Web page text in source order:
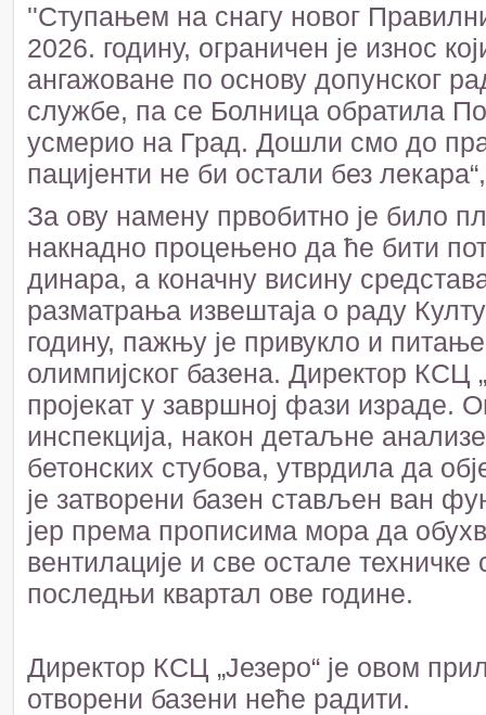
''Ступањем на снагу новог
2026. годину, ограничен је износ
ангажоване по основу допунског
службе, па се Болница обратила
усмерио на Град. Дошли смо до
пацијенти не би остали без
За ову намену првобитно је било
накнадно процењено да ће бити
динара, а коначну висину
разматрања извештаја о раду
годину, пажњу је привукло и
олимпијског базена. Директор КСЦ
пројекат у завршној фази израде.
инспекција, након детаљне
бетонских стубова, утврдила да
је затворени базен стављен ван
јер према прописима мора да
вентилације и све остале
последњи квартал ове године.
Директор КСЦ „Језеро“ је овом
отворени базени неће радити.